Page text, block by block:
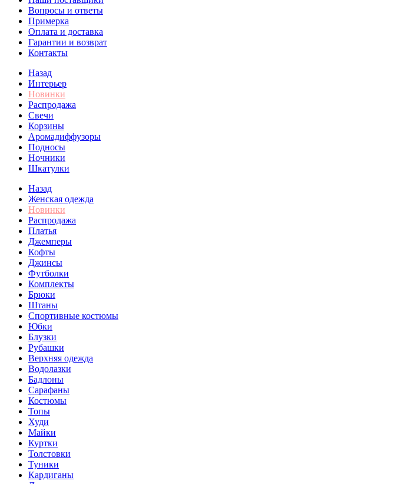
Вопросы и ответы
Примерка
Оплата и доставка
Гарантии и возврат
Контакты
Назад
Интерьер
Новинки
Распродажа
Свечи
Корзины
Аромадиффузоры
Подносы
Ночники
Шкатулки
Назад
Женская одежда
Новинки
Распродажа
Платья
Джемперы
Кофты
Джинсы
Футболки
Комплекты
Брюки
Штаны
Спортивные костюмы
Юбки
Блузки
Рубашки
Верхняя одежда
Водолазки
Бадлоны
Сарафаны
Костюмы
Топы
Худи
Майки
Куртки
Толстовки
Туники
Кардиганы